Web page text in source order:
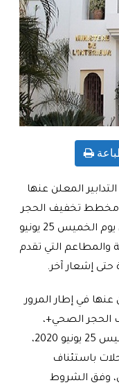
المعلن عنها
“مخطط تخفيف الحجر
الصحي”، ابتداء من الساعات الأولى من يوم الخميس 25 يونيو
والمطاعم التي تقدم
إشعار آخر.
عنها في إطار المرور
الحجر الصحي+،
ابتداء من الساعات الأولى من يوم الخميس 25 يونيو 2020،
باستئناف
وفق الشروط